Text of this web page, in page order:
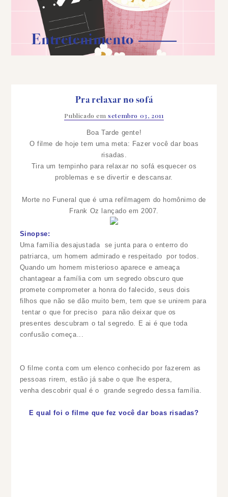
Entretenimento
Pra relaxar no sofá
Publicado emsetembro 03, 2011
Boa Tarde gente!
O filme de hoje tem uma meta: Fazer você dar boas
risadas.
Tira um tempinho para relaxar no sofá esquecer os
problemas e se divertir e descansar.
Morte no Funeralque é uma refilmagem do homônimo de
Frank Oz lançado em 2007.
Sinopse:
Uma família desajustada se junta para o enterro do
patriarca, um homem admirado e respeitado por todos.
Quando um homem misterioso aparece e ameaça
chantagear a família com um segredo obscuro que
promete comprometer a honra do falecido, seus dois
filhos que não se dão muito bem, tem que se unirem para
tentar o que for preciso para não deixar que os
presentes descubram o tal segredo. E ai é que toda
confusão começa...
O filme conta com um elenco conhecido por fazerem as
pessoas rirem, estão já sabe o que lhe espera,
venha descobrir qual é o grande segredo dessa família.
E qual foi o filme que fez você dar boas risadas?